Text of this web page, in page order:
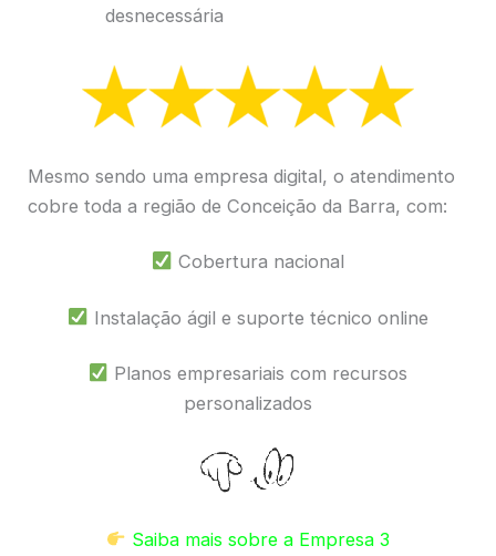
desnecessária
Mesmo sendo uma empresa digital, o atendimento
cobre toda a região de Conceição da Barra, com:
Cobertura nacional
Instalação ágil e suporte técnico online
Planos empresariais com recursos
personalizados
Saiba mais sobre a Empresa 3